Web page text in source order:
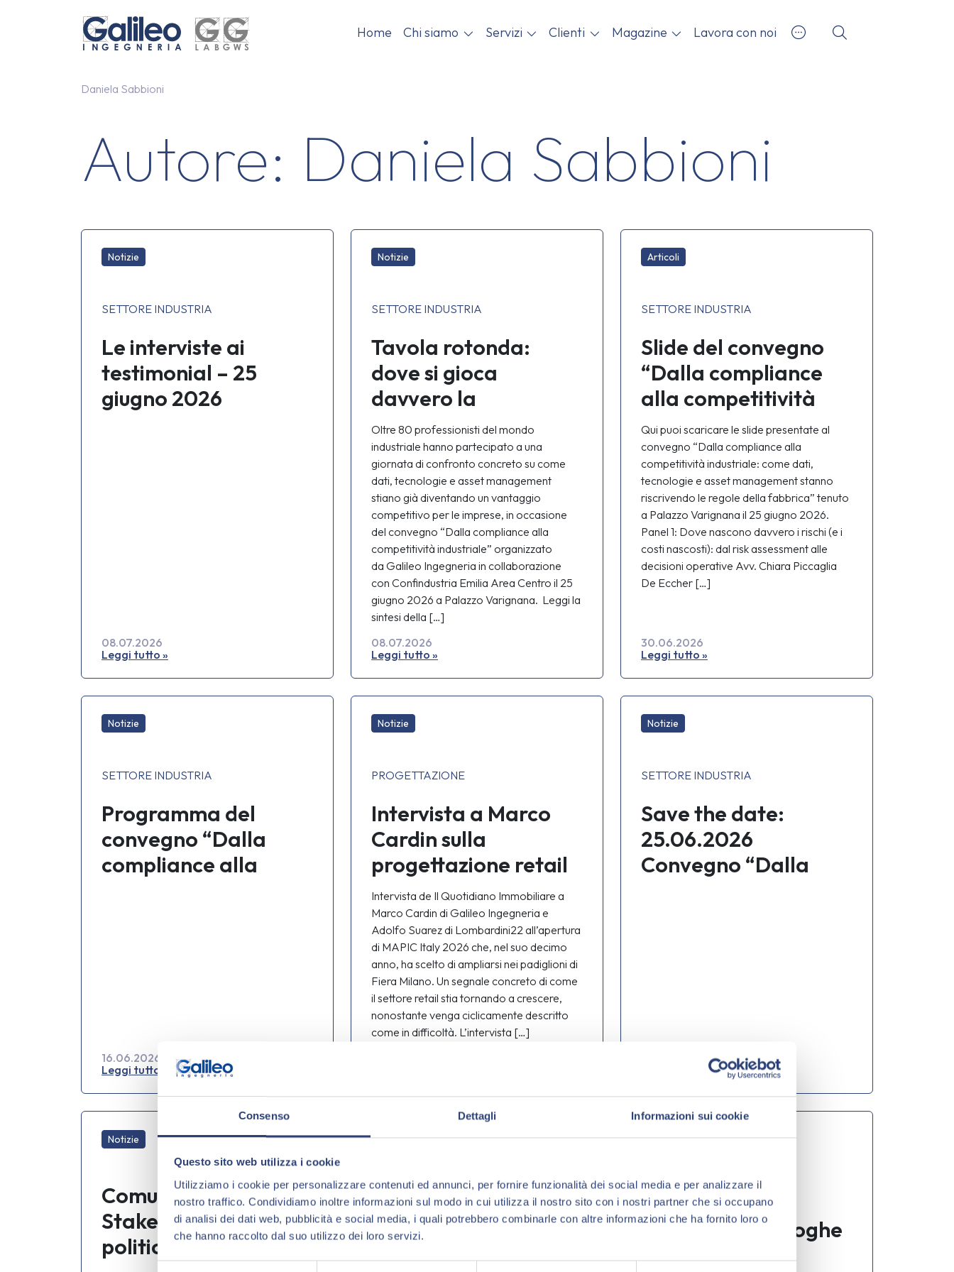
Consenso Dettagli Informazioni sui cookie
Questo sito web utilizza i cookie
Utilizziamo i cookie per personalizzare contenuti ed annunci, per fornire funzionalità dei social media e per analizzare il
nostro traffico. Condividiamo inoltre informazioni sul modo in cui utilizza il nostro sito con i nostri partner che si occupano
di analisi dei dati web, pubblicità e social media, i quali potrebbero combinarle con altre informazioni che ha fornito loro o
che hanno raccolto dal suo utilizzo dei loro servizi.
Home Chi siamo Servizi Clienti Magazine Lavora con noi
Daniela Sabbioni
Autore: Daniela Sabbioni
Notizie
SETTORE INDUSTRIA
Le interviste ai
testimonial – 25
giugno 2026
08.07.2026
Leggi tutto »
Notizie
SETTORE INDUSTRIA
Tavola rotonda:
dove si gioca
davvero la
competitività
industriale oggi – 25
giugno 2026
Oltre 80 professionisti del mondo
industriale hanno partecipato a una
giornata di confronto concreto su come
dati, tecnologie e asset management
stiano già diventando un vantaggio
competitivo per le imprese, in occasione
del convegno “Dalla compliance alla
competitività industriale” organizzato
da Galileo Ingegneria in collaborazione
con Confindustria Emilia Area Centro il 25
giugno 2026 a Palazzo Varignana. Leggi la
sintesi della […]
08.07.2026
Leggi tutto »
Articoli
SETTORE INDUSTRIA
Slide del convegno
“Dalla compliance
alla competitività
industriale” –
25.06.2026
Qui puoi scaricare le slide presentate al
convegno “Dalla compliance alla
competitività industriale: come dati,
tecnologie e asset management stanno
riscrivendo le regole della fabbrica” tenuto
a Palazzo Varignana il 25 giugno 2026.
Panel 1: Dove nascono davvero i rischi (e i
costi nascosti): dal risk assessment alle
decisioni operative Avv. Chiara Piccaglia
De Eccher […]
30.06.2026
Leggi tutto »
Notizie
SETTORE INDUSTRIA
Programma del
convegno “Dalla
compliance alla
16.06.2026
Leggi tutto »
Notizie
PROGETTAZIONE
Intervista a Marco
Cardin sulla
progettazione retail
al MAPIC Italy 2026
Intervista de Il Quotidiano Immobiliare a
Marco Cardin di Galileo Ingegneria e
Adolfo Suarez di Lombardini22 all’apertura
di MAPIC Italy 2026 che, nel suo decimo
anno, ha scelto di ampliarsi nei padiglioni di
Fiera Milano. Un segnale concreto di come
il settore retail stia tornando a crescere,
nonostante venga ciclicamente descritto
come in difficoltà. L’intervista […]
Notizie
SETTORE INDUSTRIA
Save the date:
25.06.2026
Convegno “Dalla
Notizie
Comunicazione agli
Stakeholder sulla
politica per la parità
Notizie
HEALTH & SAFETY PROCESS
MANAGEMENT
Convegno AI &
Notizie
GESTIONE RIFIUTI
Rentri Milleproroghe
2026: rinviato